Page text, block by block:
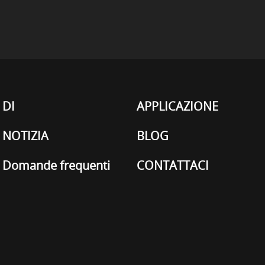
DI
APPLICAZIONE
NOTIZIA
BLOG
Domande frequenti
CONTATTACI